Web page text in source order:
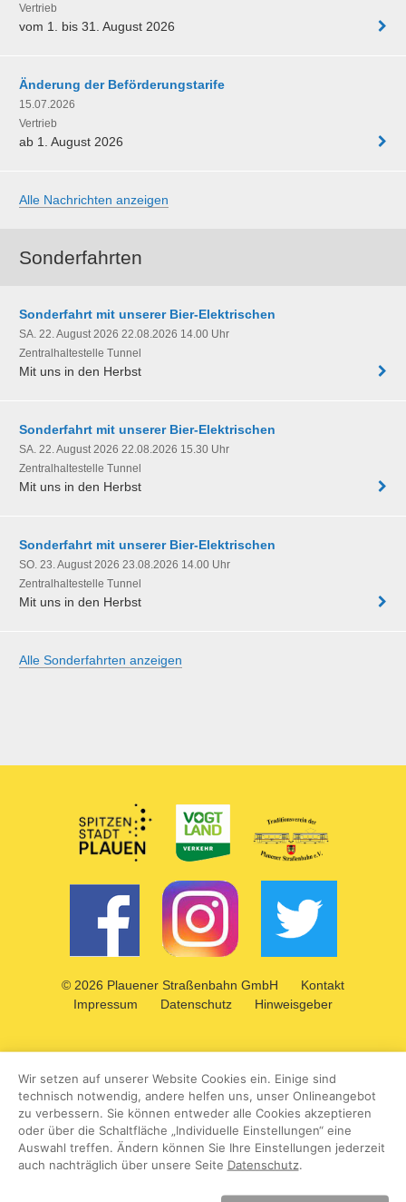
Vertrieb
vom 1. bis 31. August 2026
Änderung der Beförderungstarife
15.07.2026
Vertrieb
ab 1. August 2026
Alle Nachrichten anzeigen
Sonderfahrten
Sonderfahrt mit unserer Bier-Elektrischen
SA. 22. August 2026 22.08.2026 14.00 Uhr
Zentralhaltestelle Tunnel
Mit uns in den Herbst
Sonderfahrt mit unserer Bier-Elektrischen
SA. 22. August 2026 22.08.2026 15.30 Uhr
Zentralhaltestelle Tunnel
Mit uns in den Herbst
Sonderfahrt mit unserer Bier-Elektrischen
SO. 23. August 2026 23.08.2026 14.00 Uhr
Zentralhaltestelle Tunnel
Mit uns in den Herbst
Alle Sonderfahrten anzeigen
Das Kleingedruckte
© 2026 Plauener Straßenbahn GmbH
Kontakt
Impressum
Datenschutz Hinweisgeber
Wir setzen auf unserer Website Cookies ein. Einige sind
technisch notwendig, andere helfen uns, unser Onlineangebot
zu verbessern. Sie können entweder alle Cookies akzeptieren
oder über die Schaltfläche „Individuelle Einstellungen“ eine
Auswahl treffen. Ändern können Sie Ihre Einstellungen jederzeit
auch nachträglich über unsere Seite Datenschutz.